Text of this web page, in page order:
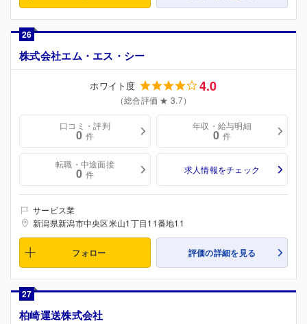
26
株式会社エム・エス・シー
ホワイト度 4.0
（総合評価 ★ 3.7）
口コミ・評判
0 件
年収・給与明細
0 件
転職・中途面接
0 件 求人情報をチェック
サービス業
新潟県新潟市中央区米山1丁目11番地11
フォロー 評価の詳細を見る
27
柏崎運送株式会社